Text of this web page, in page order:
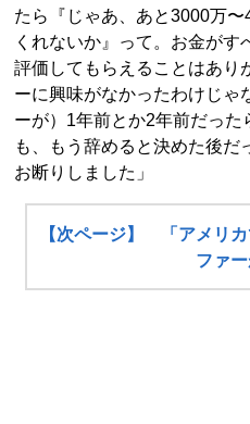
たら『じゃあ、あと3000万
くれないか』って。お金が
評価してもらえることはあり
ーに興味がなかったわけじゃ
ーが）1年前とか2年前だっ
も、もう辞めると決めた後だ
お断りしました」
【次ページ】 「アメリ
ファ